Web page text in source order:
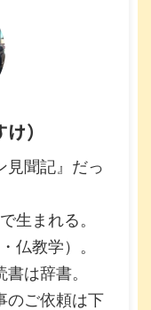
）
見聞記』だっ
生まれる。
仏教学）。
は辞書。
のご依頼は下